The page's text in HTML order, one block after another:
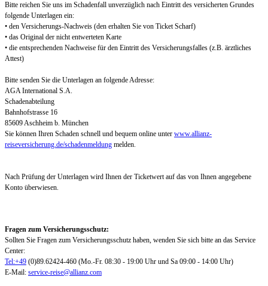
Bitte reichen Sie uns im Schadenfall unverzüglich nach Eintritt des versicherten Grundes
folgende Unterlagen ein:
• den Versicherungs-Nachweis (den erhalten Sie von Ticket Scharf)
• das Original der nicht entwerteten Karte
• die entsprechenden Nachweise für den Eintritt des Versicherungsfalles (z.B. ärztliches
Attest)
Bitte senden Sie die Unterlagen an folgende Adresse:
AGA International S.A.
Schadenabteilung
Bahnhofstrasse 16
85609 Aschheim b. München
Sie können Ihren Schaden schnell und bequem online unter www.allianz-
reiseversicherung.de/schadenmeldung melden.
Nach Prüfung der Unterlagen wird Ihnen der Ticketwert auf das von Ihnen angegebene
Konto überwiesen.
Fragen zum Versicherungsschutz:
Sollten Sie Fragen zum Versicherungsschutz haben, wenden Sie sich bitte an das Service
Center:
Tel:+49 (0)89.62424-460 (Mo.-Fr. 08:30 - 19:00 Uhr und Sa 09:00 - 14:00 Uhr)
E-Mail: service-reise@allianz.com